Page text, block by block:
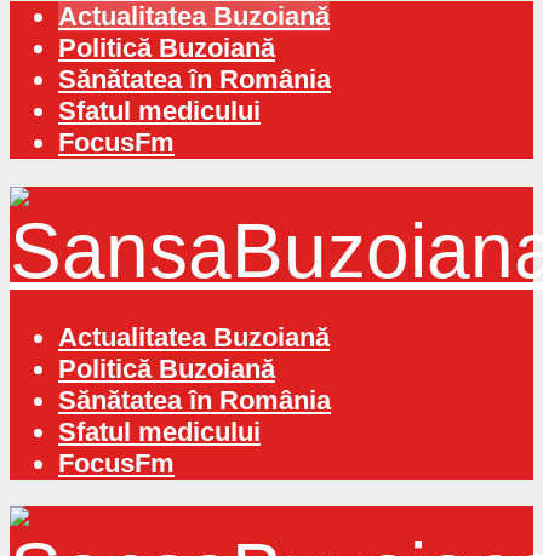
Actualitatea Buzoiană
Politică Buzoiană
Sănătatea în România
Sfatul medicului
FocusFm
Actualitatea Buzoiană
Politică Buzoiană
Sănătatea în România
Sfatul medicului
FocusFm